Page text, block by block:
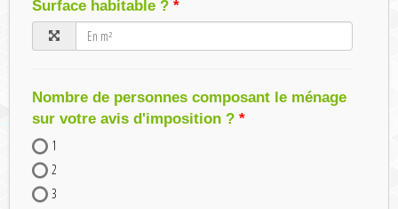
Surface habitable ?
Nombre de personnes composant le ménage
sur votre avis d'imposition ?
1
2
3